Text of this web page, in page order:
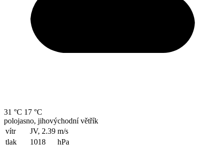
31 °C 17 °C
polojasno, jihovýchodní větřík
vítr
JV, 2.39 m/s
tlak
1018
hPa